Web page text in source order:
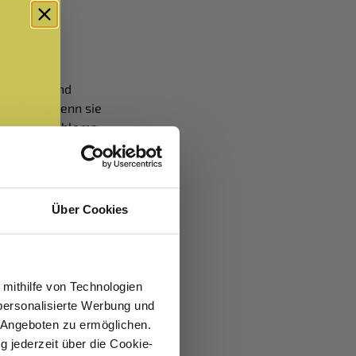
Über Cookies
von Technologien
Werbung und
zu ermöglichen.
jederzeit über die Cookie-
beiträgt.
Hunde sind
wenn sie
werden,